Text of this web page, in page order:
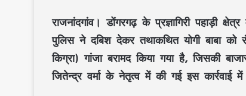
राजनांदगांव।डोंगरगढ़ के प्रज्ञागिरी पहाड़ी
पुलिस ने दबिश देकर तथाकथित योगी बाबा
किग्रा) गांजा बरामद किया गया है, जिसकी
जितेन्द्र वर्मा के नेतृत्व में की गई इस कार्रवाई